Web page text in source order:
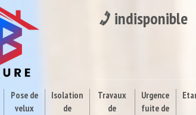
indisponible
Pose de
velux
Isolation
de
Travaux
de
Urgence
fuite de